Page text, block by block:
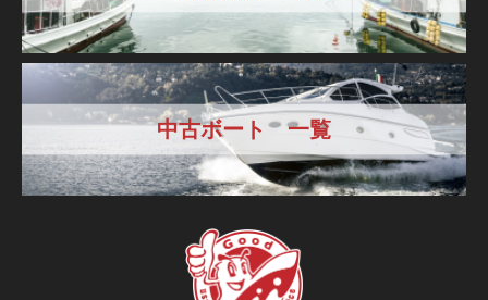
中古ボート 一覧